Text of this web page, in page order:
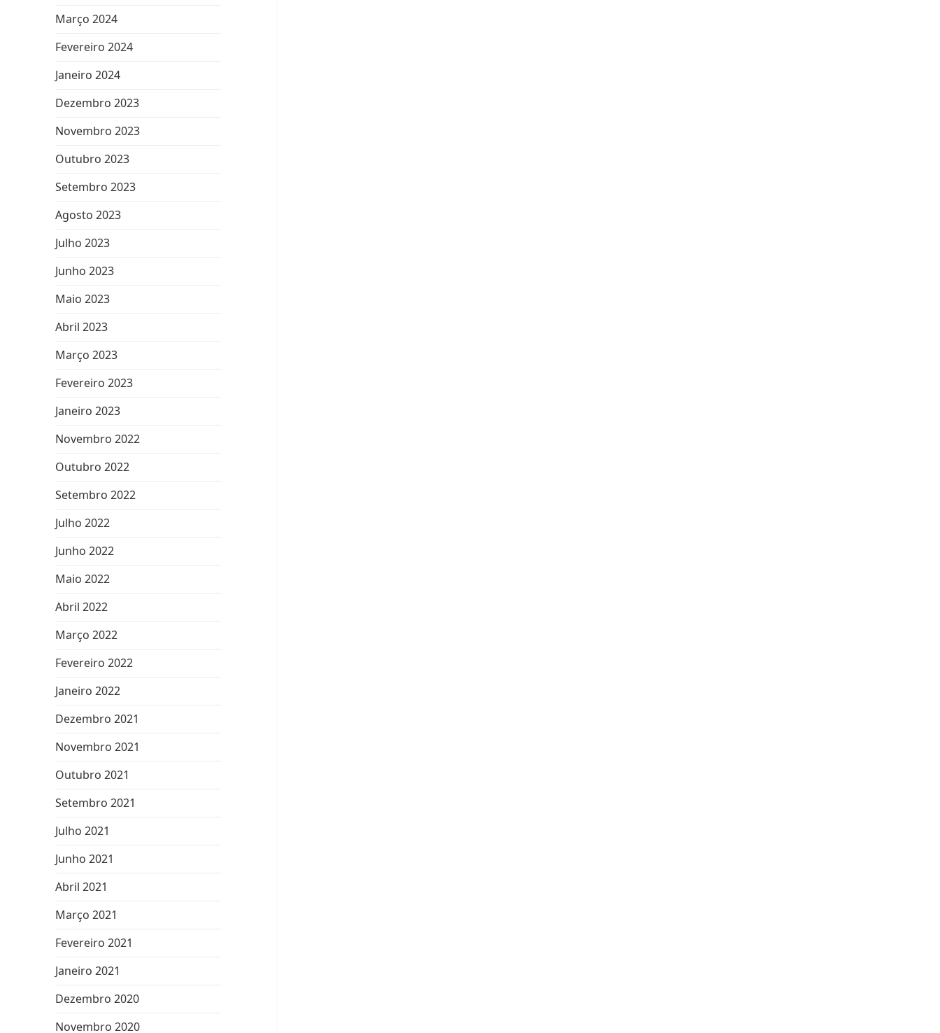
Março 2024
Fevereiro 2024
Janeiro 2024
Dezembro 2023
Novembro 2023
Outubro 2023
Setembro 2023
Agosto 2023
Julho 2023
Junho 2023
Maio 2023
Abril 2023
Março 2023
Fevereiro 2023
Janeiro 2023
Novembro 2022
Outubro 2022
Setembro 2022
Julho 2022
Junho 2022
Maio 2022
Abril 2022
Março 2022
Fevereiro 2022
Janeiro 2022
Dezembro 2021
Novembro 2021
Outubro 2021
Setembro 2021
Julho 2021
Junho 2021
Abril 2021
Março 2021
Fevereiro 2021
Janeiro 2021
Dezembro 2020
Novembro 2020